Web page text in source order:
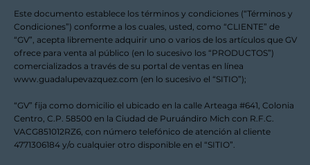
Este documento establece los términos y condiciones (“Términos y
Condiciones”) conforme a los cuales, usted, como “CLIENTE” de
“GV”, acepta libremente adquirir uno o varios de los artículos que GV
ofrece para venta al público (en lo sucesivo los “PRODUCTOS”)
comercializados a través de su portal de ventas en línea
www.guadalupevazquez.com (en lo sucesivo el “SITIO”);
“GV” fija como domicilio el ubicado en la calle Arteaga #641, Colonia
Centro, C.P. 58500 en la Ciudad de Puruándiro Mich con R.F.C.
VACG851012RZ6, con número telefónico de atención al cliente
4771306184 y/o cualquier otro disponible en el “SITIO”.